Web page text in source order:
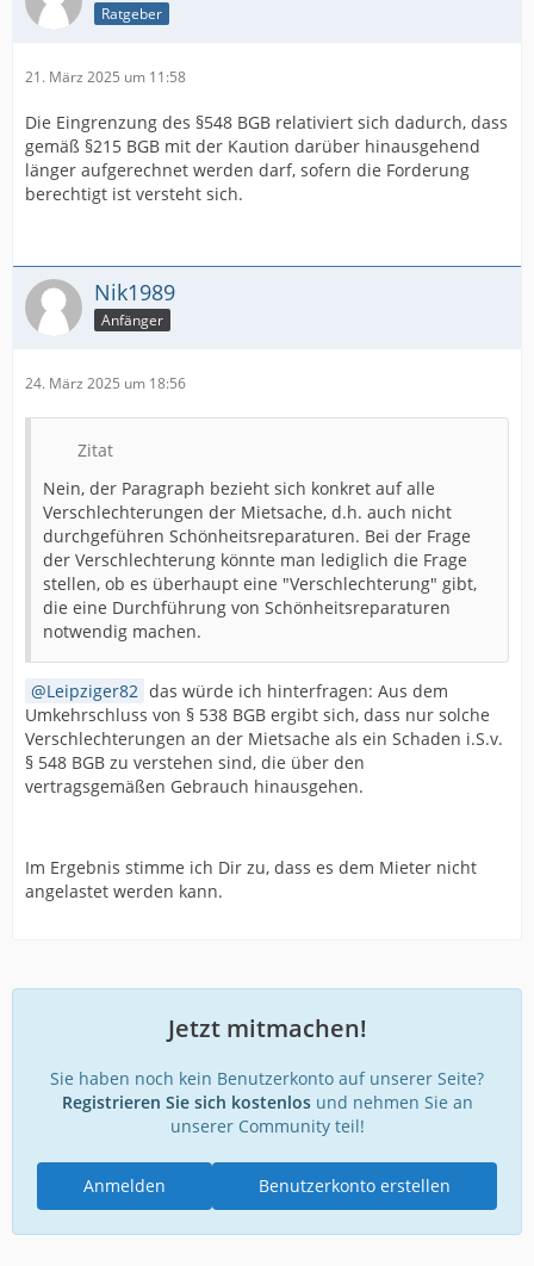
Ratgeber
21. März 2025 um 11:58
Die Eingrenzung des §548 BGB relativiert sich dadurch, dass
gemäß §215 BGB mit der Kaution darüber hinausgehend
länger aufgerechnet werden darf, sofern die Forderung
berechtigt ist versteht sich.
Nik1989
Anfänger
24. März 2025 um 18:56
Zitat
Nein, der Paragraph bezieht sich konkret auf alle
Verschlechterungen der Mietsache, d.h. auch nicht
durchgeführen Schönheitsreparaturen. Bei der Frage
der Verschlechterung könnte man lediglich die Frage
stellen, ob es überhaupt eine "Verschlechterung" gibt,
die eine Durchführung von Schönheitsreparaturen
notwendig machen.
Leipziger82 das würde ich hinterfragen: Aus dem
Umkehrschluss von § 538 BGB ergibt sich, dass nur solche
Verschlechterungen an der Mietsache als ein Schaden i.S.v.
§ 548 BGB zu verstehen sind, die über den
vertragsgemäßen Gebrauch hinausgehen.
Im Ergebnis stimme ich Dir zu, dass es dem Mieter nicht
angelastet werden kann.
Jetzt mitmachen!
Sie haben noch kein Benutzerkonto auf unserer Seite?
Registrieren Sie sich kostenlosund nehmen Sie an
unserer Community teil!
Benutzerkonto erstellen
Anmelden